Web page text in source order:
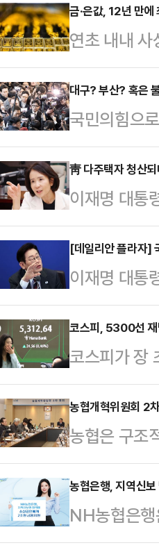
금·은값, 12년 만
연초 내내
록한 뒤 다시
매도세 등 복
꺾인 것은
종가 기준
록했다.폭락
3만3000원
역…
대구? 부산? 혹은
국민의힘으
재보궐선거
보복의 결과
원내에 입성
당 안팎에선
되고 있다.
려해 불출마
표의 6·3 재
靑 다주택자 청산
이재명 대통
요 공직자
나섰다.최수
를 일방적으
은, 이미 집
외면한 채 세
책을 그대로
국적 부동산
[데일리안 플라자]
이재명 대통
가고 있다.
보고와 질의
·예산·인사
과정을 국민
에 이는 투
케이션의 관
'말하기 어
코스피, 5300선
코스피가 장
자’와 개인·
따르면 코스
(0.15%) 오
(0.52%) 내
향성을 모색
1090억원
피 시…
농협개혁위원회 2
농협은 구조
일 2차 회의
는 '주제에
다'는 원칙을
전에 제안한
농협은행, 지역신
NH농협은행
성장을 돕기